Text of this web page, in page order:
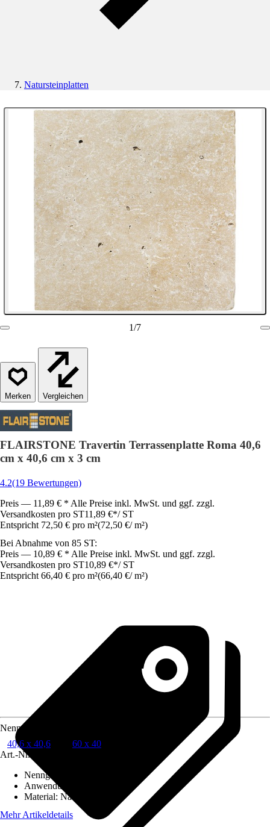
Natursteinplatten
1/7
Vergleichen
FLAIRSTONE Travertin Terrassenplatte Roma 40,6
cm x 40,6 cm x 3 cm
4.2(19 Bewertungen)
Preis — 11,89 € * Alle Preise inkl. MwSt. und ggf. zzgl.
Versandkosten pro ST11,89 €*/ ST
Entspricht 72,50 € pro m²(72,50 €/ m²)
Bei Abnahme von 85 ST:
Preis — 10,89 € * Alle Preise inkl. MwSt. und ggf. zzgl.
Versandkosten pro ST10,89 €*/ ST
Entspricht 66,40 € pro m²(66,40 €/ m²)
Nenngröße in cm
40,6 x 40,6
60 x 40
Art.-Nr.
Nenngröße in cm
Anwendungsbereich
Material: Naturstein
Mehr Artikeldetails